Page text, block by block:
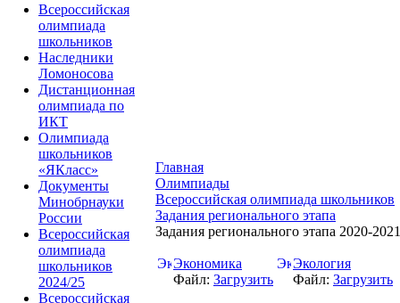
Всероссийская
олимпиада
школьников
Наследники
Ломоносова
Дистанционная
олимпиада по
ИКТ
Олимпиада
школьников
«ЯКласс»
Документы
Минобрнауки
России
Всероссийская
олимпиада
школьников
2024/25
Всероссийская
Главная
Олимпиады
Всероссийская олимпиада школьников
Задания регионального этапа
Задания регионального этапа 2020-
Экономика
Файл: Загрузить
Экология
Файл: Загрузить